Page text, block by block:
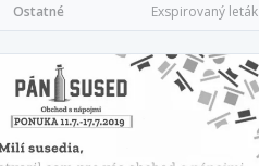
Ostatné Exspirovaný leták